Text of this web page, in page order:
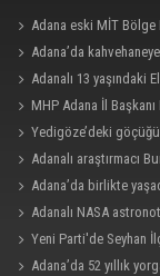
Adana eski MİT Bölge
Adana’da
Adanalı 13 yaşındaki
MHP Adana İl
değildir”
Yedigöze’deki
Adanalı araştırmacı
Adana’da birlikte
Adanalı NASA
Yeni Parti'de Seyhan
Adana’da 52 yıllık